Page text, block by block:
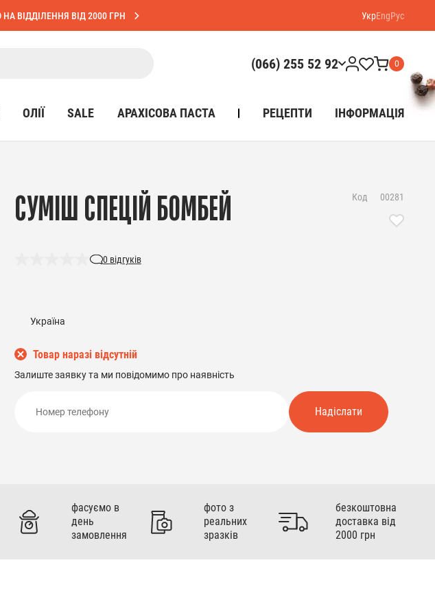
ВІДДІЛЕННЯ ВІД 2000 ГРН УкрEngРус
(066) 255 52 92 0
ОЛІЇ SALE АРАХІСОВА ПАСТА РЕЦЕПТИ ІНФОРМАЦІЯ
СУМІШ СПЕЦІЙ БОМБЕЙ
0 відгуків
Код 00281
Україна
Товар наразі відсутній
Залиште заявку та ми повідомимо про наявність
Надіслати
фасуємо в
день
замовлення
фото з
реальних
зразків
безкоштовна
доставка від
2000 грн